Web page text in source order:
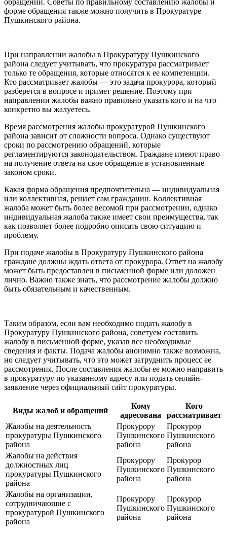
форме обращения также можно получить в Прокуратуре
Пушкинского района.
При направлении жалобы в Прокуратуру Пушкинского
района следует учитывать, что прокуратура рассматривает
только те обращения, которые относятся к ее компетенции.
Кто рассматривает жалобы — это задача прокурора, который
разберется в вопросе и примет решение. Поэтому при
направлении жалобы важно правильно указать кого и на что
конкретно вы жалуетесь.
Время рассмотрения жалобы прокуратурой Пушкинского
района зависит от сложности вопроса. Однако существуют
сроки по рассмотрению обращений, которые
регламентируются законодательством. Граждане имеют право
на получение ответа на свое обращение в установленные
законом сроки.
Какая форма обращения предпочтительна — индивидуальная
или коллективная, решает сам гражданин. Коллективная
жалоба может быть более весомой при рассмотрении, однако
индивидуальная жалоба также имеет свои преимущества, так
как позволяет более подробно описать свою ситуацию и
проблему.
При подаче жалобы в Прокуратуру Пушкинского района
граждане должны ждать ответа от прокурора. Ответ на жалобу
может быть предоставлен в письменной форме или доложен
лично. Важно также знать, что рассмотрение жалобы должно
быть обязательным и качественным.
Таким образом, если вам необходимо подать жалобу в
Прокуратуру Пушкинского района, советуем составить
жалобу в письменной форме, указав все необходимые
сведения и факты. Подача жалобы анонимно также возможна,
но следует учитывать, что это может затруднить процесс ее
рассмотрения. После составления жалобы ее можно направить
в прокуратуру по указанному адресу или подать онлайн-
заявление через официальный сайт прокуратуры.
Виды жалоб и обращений
Кому
адресована
Кого
рассматривает
Жалобы на деятельность
прокуратуры Пушкинского
района
Прокурору
Пушкинского
района
Прокурор
Пушкинского
района
Жалобы на действия
должностных лиц
прокуратуры Пушкинского
района
Прокурору
Пушкинского
района
Прокурор
Пушкинского
района
Жалобы на организации,
сотрудничающие с
прокуратурой Пушкинского
района
Прокурору
Пушкинского
района
Прокурор
Пушкинского
района